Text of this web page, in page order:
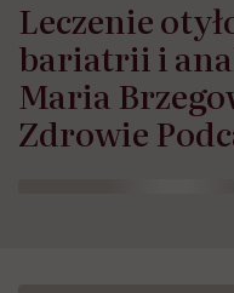
Leczenie
bariatrii i
Maria
Zdrowie